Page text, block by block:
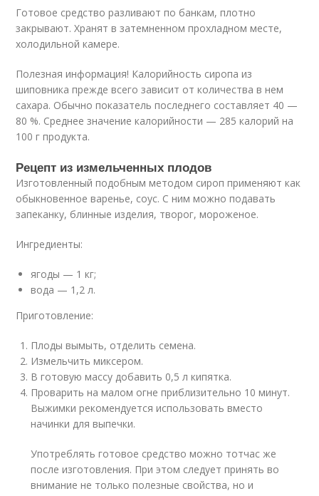
Готовое средство разливают по банкам, плотно
закрывают. Хранят в затемненном прохладном месте,
холодильной камере.
Полезная информация! Калорийность сиропа из
шиповника прежде всего зависит от количества в нем
сахара. Обычно показатель последнего составляет 40 —
80 %. Среднее значение калорийности — 285 калорий на
100 г продукта.
Рецепт из измельченных плодов
Изготовленный подобным методом сироп применяют как
обыкновенное варенье, соус. С ним можно подавать
запеканку, блинные изделия, творог, мороженое.
Ингредиенты:
ягоды — 1 кг;
вода — 1,2 л.
Приготовление:
Плоды вымыть, отделить семена.
Измельчить миксером.
В готовую массу добавить 0,5 л кипятка.
Проварить на малом огне приблизительно 10 минут.
Выжимки рекомендуется использовать вместо
начинки для выпечки.
Употреблять готовое средство можно тотчас же
после изготовления. При этом следует принять во
внимание не только полезные свойства, но и